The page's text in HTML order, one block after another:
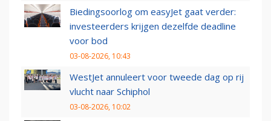
Biedingsoorlog om easyJet gaat verder:
investeerders krijgen dezelfde deadline
voor bod
03-08-2026, 10:43
WestJet annuleert voor tweede dag op rij
vlucht naar Schiphol
03-08-2026, 10:02